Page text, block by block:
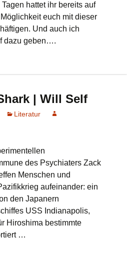
hattet ihr bereits auf
euch mit dieser
Und auch ich
dazu geben….
| Will Self
Literatur
des Psychiaters Zack
Menschen und
aufeinander: ein
den Japanern
USS Indianapolis,
Hiroshima bestimmte
…